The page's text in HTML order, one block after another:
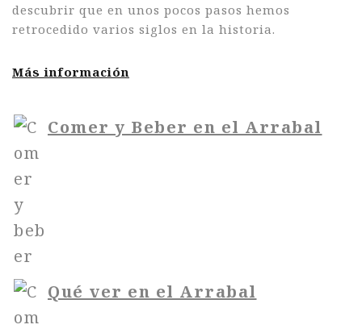
descubrir que en unos pocos pasos hemos
retrocedido varios siglos en la historia.
Más información
Comer y Beber en el Arrabal
Qué ver en el Arrabal